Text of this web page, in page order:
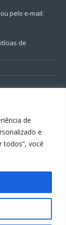
de
e
todos”, você
pelo e-mail:
de